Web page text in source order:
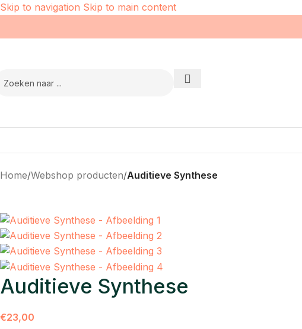
Skip to navigation Skip to main content
Home/Webshop producten/Auditieve Synthese
Auditieve Synthese
€23,00